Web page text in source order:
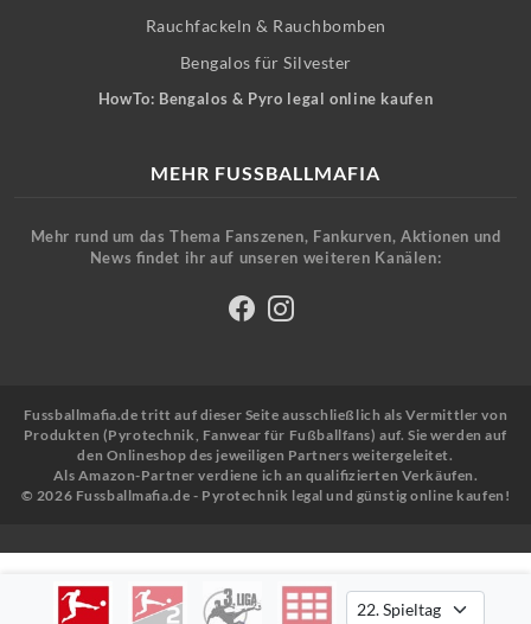
Rauchfackeln & Rauchbomben
Bengalos für Silvester
HowTo: Bengalos & Pyro legal online kaufen
MEHR FUSSBALLMAFIA
Mehr rund um das Thema Fanszenen, Fankurven, Aktionen und
News findet ihr auf unseren weiteren Kanälen:
Fussballmafia.de tritt auf dieser Seite ausschließlich als Vermittler von
Produkten (Pyrotechnik, Fanwear für Fußballfans) auf. Sie werden auf
den Onlineshop des jeweiligen Partners weitergeleitet.
Als Amazon-Partner verdiene ich an qualifizierten Verkäufen.
© 2026 Fussballmafia.de - Pyrotechnik legal und günstig online kaufen!